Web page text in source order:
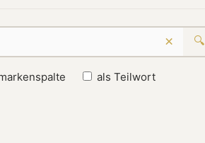
× 🔍
als Teilwort